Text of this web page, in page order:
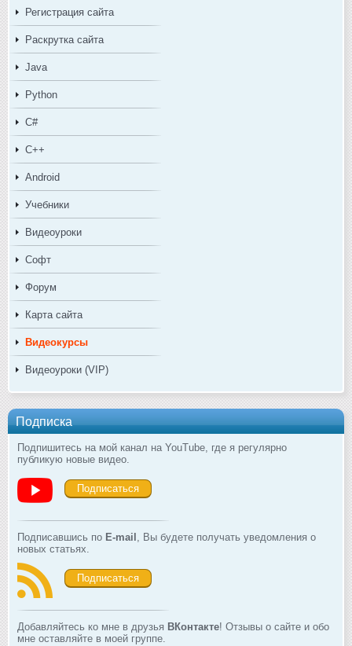
Регистрация сайта
Раскрутка сайта
Java
Python
C#
C++
Android
Учебники
Видеоуроки
Софт
Форум
Карта сайта
Видеокурсы
Видеоуроки (VIP)
Подписка
Подпишитесь на мой канал на YouTube, где я регулярно
публикую новые видео.
Подписаться
Подписавшись по E-mail , Вы будете получать уведомления о
новых статьях.
Подписаться
Добавляйтесь ко мне в друзья ВКонтакте! Отзывы о сайте и обо
мне оставляйте в моей группе.